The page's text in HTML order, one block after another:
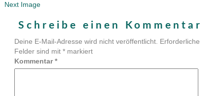
Next Image
Schreibe einen Kommentar
Deine E-Mail-Adresse wird nicht veröffentlicht. Erforderliche
Felder sind mit *markiert
Kommentar*